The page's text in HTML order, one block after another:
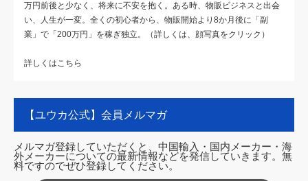
万円前後と少なく、将来に不安を抱く。ある時、物販ビジネスと出会
い、人生が一変。全くの初心者から、物販開始より8か月後に「副
業」で「200万円」を稼ぎ独立。（詳しくは、顔写真をクリック）
詳しくはこちら
【ユウカ公式】会員メルマガ
メルマガ登録していただくと、中国輸入・国内メーカー・海
外メーカーについての最新情報などを発信していきます。無
料ですのでぜひ登録してください。